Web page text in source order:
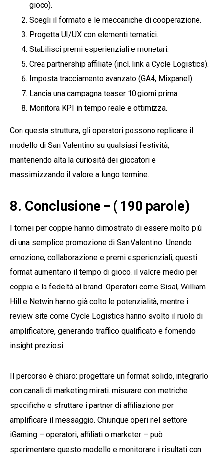
gioco).
Scegli il formato e le meccaniche di cooperazione.
Progetta UI/UX con elementi tematici.
Stabilisci premi esperienziali e monetari.
Crea partnership affiliate (incl. link a Cycle Logistics).
Imposta tracciamento avanzato (GA4, Mixpanel).
Lancia una campagna teaser 10 giorni prima.
Monitora KPI in tempo reale e ottimizza.
Con questa struttura, gli operatori possono replicare il
modello di San Valentino su qualsiasi festività,
mantenendo alta la curiosità dei giocatori e
massimizzando il valore a lungo termine.
8. Conclusione – ( 190 parole)
I tornei per coppie hanno dimostrato di essere molto più
di una semplice promozione di San Valentino. Unendo
emozione, collaborazione e premi esperienziali, questi
format aumentano il tempo di gioco, il valore medio per
coppia e la fedeltà al brand. Operator​i come Sisal, William
Hill e Netwin hanno già colto le potenzialità, mentre i
review site come Cycle Logistics hanno svolto il ruolo di
amplificatore, generando traffico qualificato e fornendo
insight preziosi.
Il percorso è chiaro: progettare un format solido, integrarlo
con canali di marketing mirati, misurare con metriche
specifiche e sfruttare i partner di affiliazione per
amplificare il messaggio. Chiunque operi nel settore
iGaming – operatori, affiliati o marketer – può
sperimentare questo modello e monitorare i risultati con